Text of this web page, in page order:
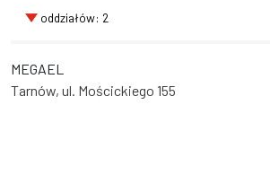
oddziałów: 2
MEGAEL
Tarnów, ul. Mościckiego 155